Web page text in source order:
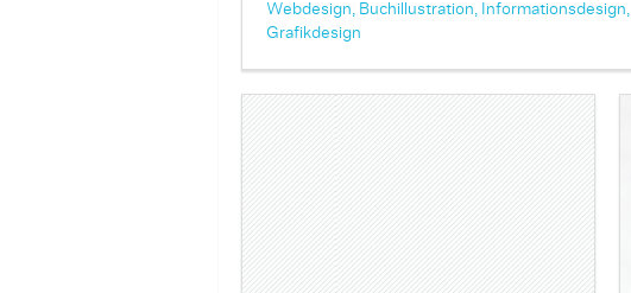
Webdesign, Buchillustration,
Informationsdesign,
Grafikdesign